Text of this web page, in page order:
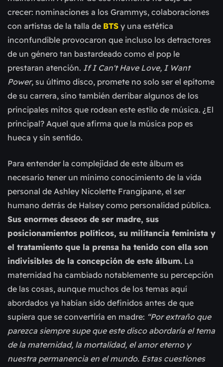
crecer: nominaciones a los Grammys, colaboraciones
con artistas de la talla de BTS y una estética
inconfundible provocaron que incluso los detractores
de un género tan bastardeado como el pop le
prestaran atención. If I Can't Have Love, I Want
Power, su último disco, promete no solo ser el epítome
de su carrera, sino también derribar algunos de los
principales mitos que rodean este estilo de música. ¿El
principal? Aquel que afirma que la música pop es
hueca y sin sentido.
Para entender la complejidad de este álbum es
necesario tener un mínimo conocimiento de la vida
personal de Ashley Nicolette Frangipane, el ser
humano detrás de Halsey como personalidad pública.
Sus enormes deseos de ser madre, sus
posicionamientos políticos, su militancia feminista y
el tratamiento que la prensa ha tenido con ella son
indivisibles de la concepción de este álbum. La
maternidad ha cambiado notablemente su percepción
de las cosas, aunque muchos de los temas aquí
abordados ya habían sido definidos antes de que
supiera que se convertiría en madre: “Por extraño que
parezca siempre supe que este disco abordaría el tema
de la maternidad, la mortalidad, el amor eterno y
nuestra permanencia en el mundo. Estas cuestiones